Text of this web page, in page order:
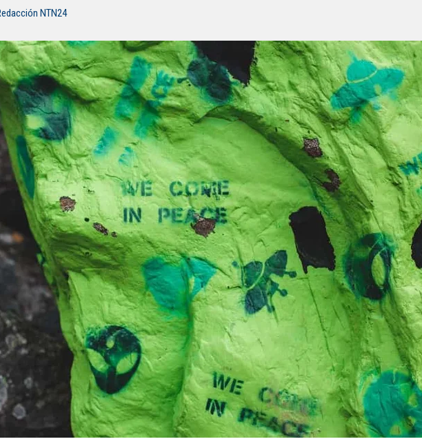
NTN24